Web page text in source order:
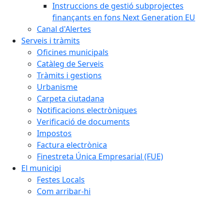
Instruccions de gestió subprojectes
finançants en fons Next Generation EU
Canal d'Alertes
Serveis i tràmits
Oficines municipals
Catàleg de Serveis
Tràmits i gestions
Urbanisme
Carpeta ciutadana
Notificacions electròniques
Verificació de documents
Impostos
Factura electrònica
Finestreta Única Empresarial (FUE)
El municipi
Festes Locals
Com arribar-hi